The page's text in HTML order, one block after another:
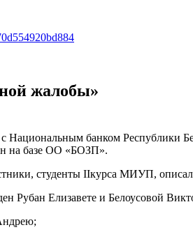
жалобы»
банком Республики
на базе ОО «БОЗП».
студенты IIкурса МИУП,
Елизавете и Белоусовой